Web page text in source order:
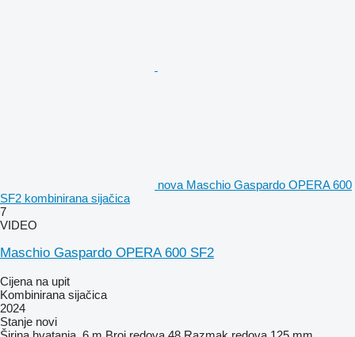
nova Maschio Gaspardo OPERA 600
SF2 kombinirana sijačica
7
VIDEO
Maschio Gaspardo OPERA 600 SF2
Cijena na upit
Kombinirana sijačica
2024
Stanje novi